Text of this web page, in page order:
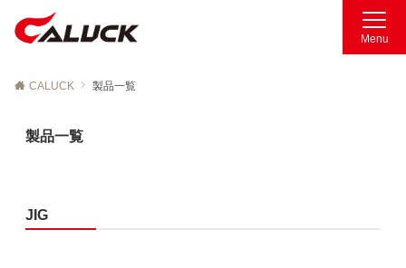
Menu
CALUCK 製品一覧
製品一覧
JIG